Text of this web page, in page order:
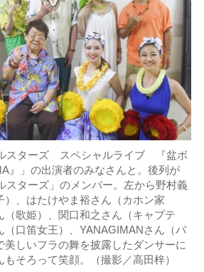
ルスターズ スペシャルライブ 『盆ボ
』」の出演者のみなさんと。後列が
スターズ」のメンバー。左から野村義
）、はたけやま裕さん（カホン家
（歌姫）、関口和之さん（キャプテ
（口笛女王）、YANAGIMANさん（バ
美しいフラの舞を披露したダンサーに
そろって笑顔。（撮影／高田梓）